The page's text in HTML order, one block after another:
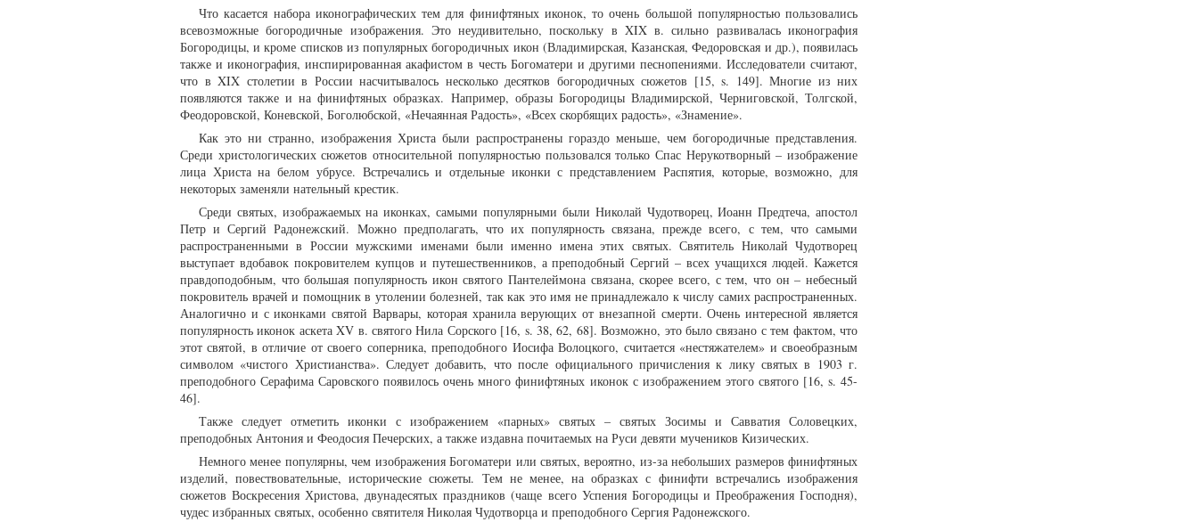
Что касается набора иконографических тем для финифтяных иконок, то очень большой популярностью пользовались
всевозможные богородичные изображения. Это неудивительно, поскольку в XIX в. сильно развивалась иконография
Богородицы, и кроме списков из популярных богородичных икон (Владимирская, Казанская, Федоровская и др.), появилась
также и иконография, инспирированная акафистом в честь Богоматери и другими песнопениями. Исследователи считают,
что в XIX столетии в России насчитывалось несколько десятков богородичных сюжетов [15, s. 149]. Многие из них
появляются также и на финифтяных образках. Например, образы Богородицы Владимирской, Черниговской, Толгской,
Феодоровской, Коневской, Боголюбской, «Нечаянная Радость», «Всех скорбящих радость», «Знамение».
Как это ни странно, изображения Христа были распространены гораздо меньше, чем богородичные представления.
Среди христологических сюжетов относительной популярностью пользовался только Спас Нерукотворный – изображение
лица Христа на белом убрусе. Встречались и отдельные иконки с представлением Распятия, которые, возможно, для
некоторых заменяли нательный крестик.
Среди святых, изображаемых на иконках, самыми популярными были Николай Чудотворец, Иоанн Предтеча, апостол
Петр и Сергий Радонежский. Можно предполагать, что их популярность связана, прежде всего, с тем, что самыми
распространенными в России мужскими именами были именно имена этих святых. Святитель Николай Чудотворец
выступает вдобавок покровителем купцов и путешественников, а преподобный Сергий – всех учащихся людей. Кажется
правдоподобным, что большая популярность икон святого Пантелеймона связана, скорее всего, с тем, что он – небесный
покровитель врачей и помощник в утолении болезней, так как это имя не принадлежало к числу самих распространенных.
Аналогично и с иконками святой Варвары, которая хранила верующих от внезапной смерти. Очень интересной является
популярность иконок аскета XV в. святого Нила Сорского [16, s. 38, 62, 68]. Возможно, это было связано с тем фактом, что
этот святой, в отличие от своего соперника, преподобного Иосифа Волоцкого, считается «нестяжателем» и своеобразным
символом «чистого Христианства». Следует добавить, что после официального причисления к лику святых в 1903 г.
преподобного Серафима Саровского появилось очень много финифтяных иконок с изображением этого святого [16, s. 45-
46].
Также следует отметить иконки с изображением «парных» святых – святых Зосимы и Савватия Соловецких,
преподобных Антония и Феодосия Печерских, а также издавна почитаемых на Руси девяти мучеников Кизических.
Немного менее популярны, чем изображения Богоматери или святых, вероятно, из-за небольших размеров финифтяных
изделий, повествовательные, исторические сюжеты. Тем не менее, на образках с финифти встречались изображения
сюжетов Воскресения Христова, двунадесятых праздников (чаще всего Успения Богородицы и Преображения Господня),
чудес избранных святых, особенно святителя Николая Чудотворца и преподобного Сергия Радонежского.